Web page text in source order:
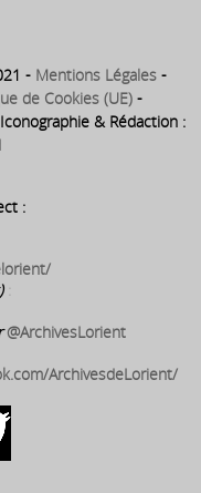
- Mentions Légales -
de Cookies (UE) -
& Rédaction :
:
:
@ArchivesLorient
ArchivesdeLorient/